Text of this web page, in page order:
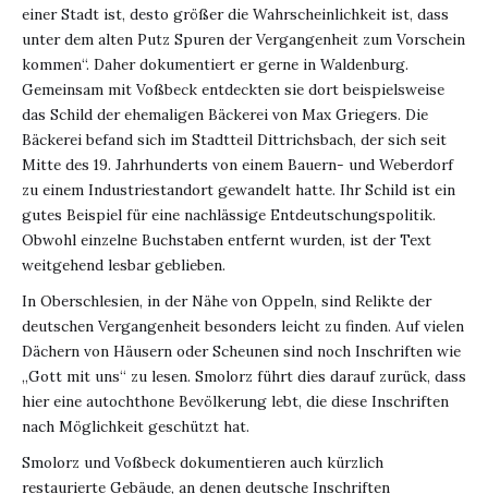
einer Stadt ist, desto größer die Wahrscheinlichkeit ist, dass
unter dem alten Putz Spuren der Vergangenheit zum Vorschein
kommen“. Daher dokumentiert er gerne in Waldenburg.
Gemeinsam mit Voßbeck entdeckten sie dort beispielsweise
das Schild der ehemaligen Bäckerei von Max Griegers. Die
Bäckerei befand sich im Stadtteil Dittrichsbach, der sich seit
Mitte des 19. Jahrhunderts von einem Bauern- und Weberdorf
zu einem Industriestandort gewandelt hatte. Ihr Schild ist ein
gutes Beispiel für eine nachlässige Entdeutschungspolitik.
Obwohl einzelne Buchstaben entfernt wurden, ist der Text
weitgehend lesbar geblieben.
In Oberschlesien, in der Nähe von Oppeln, sind Relikte der
deutschen Vergangenheit besonders leicht zu finden. Auf vielen
Dächern von Häusern oder Scheunen sind noch Inschriften wie
„Gott mit uns“ zu lesen. Smolorz führt dies darauf zurück, dass
hier eine autochthone Bevölkerung lebt, die diese Inschriften
nach Möglichkeit geschützt hat.
Smolorz und Voßbeck dokumentieren auch kürzlich
restaurierte Gebäude, an denen deutsche Inschriften